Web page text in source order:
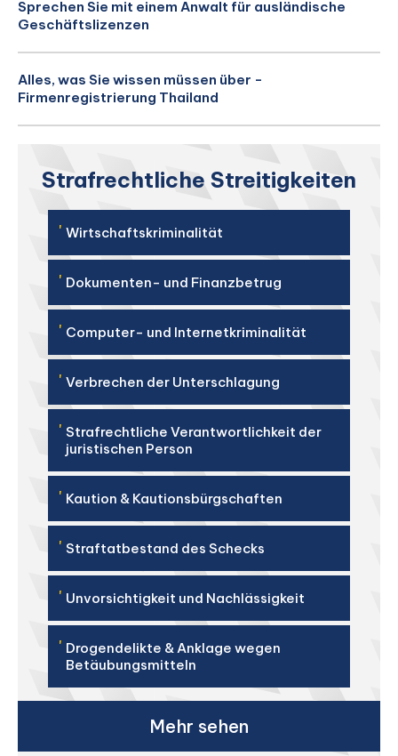
Sprechen Sie mit einem Anwalt für ausländische
Geschäftslizenzen
Alles, was Sie wissen müssen über -
Firmenregistrierung Thailand
Strafrechtliche Streitigkeiten
' Wirtschaftskriminalität
' Dokumenten- und Finanzbetrug
' Computer- und Internetkriminalität
' Verbrechen der Unterschlagung
' Strafrechtliche Verantwortlichkeit der
juristischen Person
' Kaution & Kautionsbürgschaften
' Straftatbestand des Schecks
' Unvorsichtigkeit und Nachlässigkeit
' Drogendelikte & Anklage wegen
Betäubungsmitteln
Mehr sehen